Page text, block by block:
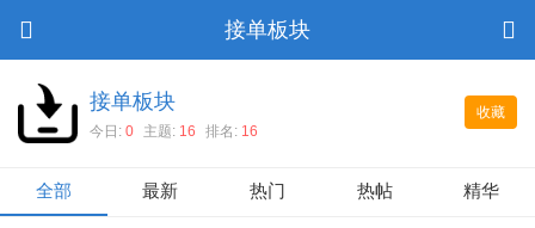
接单板块
收藏
接单板块
今日: 0 主题: 16 排名: 16
全部 最新 热门 热帖 精华